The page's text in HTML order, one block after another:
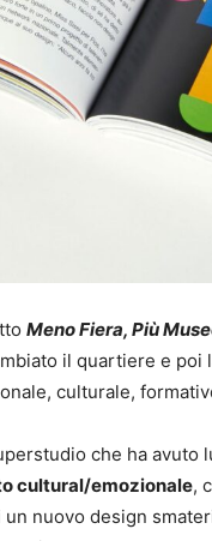
Meno Fiera, Più
il quartiere e
culturale,
che ha avuto
cultural/emozionale,
nuovo design